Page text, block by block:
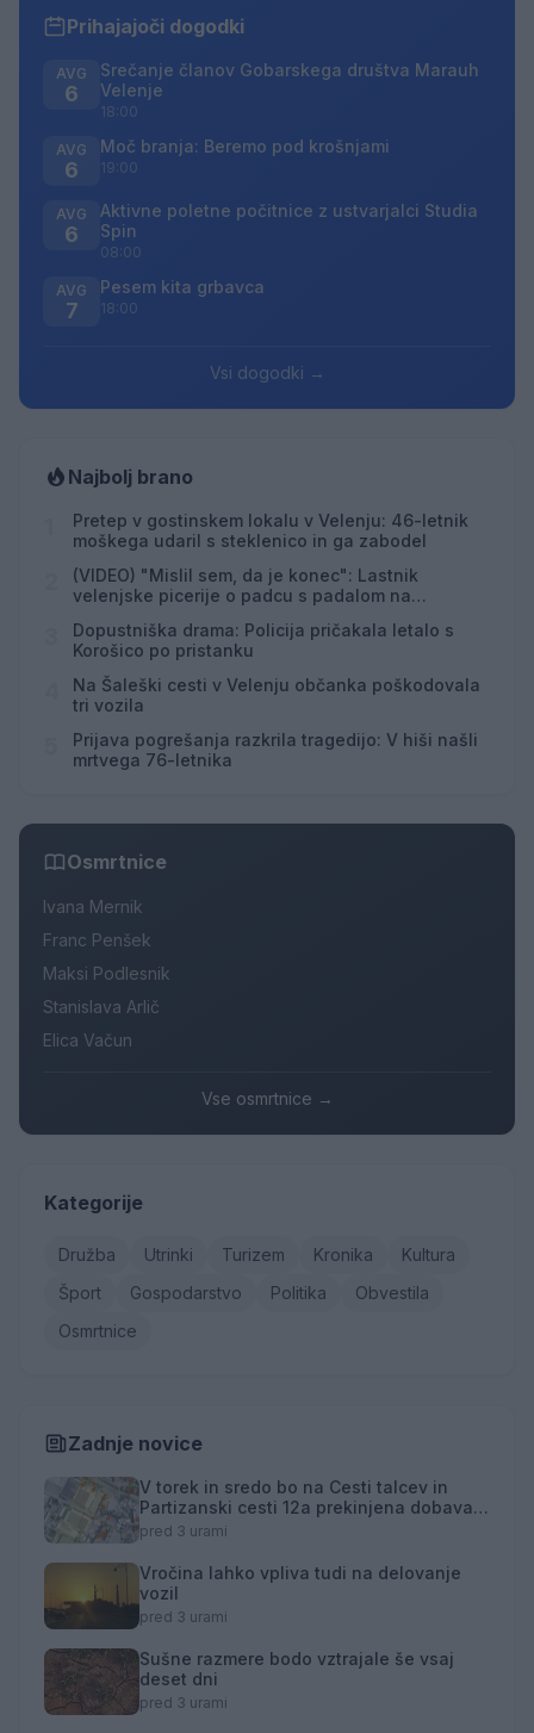
Prihajajoči dogodki
AVG
6
Srečanje članov Gobarskega društva Marauh
Velenje
18:00
AVG
6
Moč branja: Beremo pod krošnjami
19:00
AVG
6
Aktivne poletne počitnice z ustvarjalci Studia
Spin
08:00
AVG
7
Pesem kita grbavca
18:00
Vsi dogodki →
Najbolj brano
Pretep v gostinskem lokalu v Velenju: 46-letnik
moškega udaril s steklenico in ga zabodel
(VIDEO) "Mislil sem, da je konec": Lastnik
velenjske picerije o padcu s padalom na
Dopustniška drama: Policija pričakala letalo s
Korošico po pristanku
Na Šaleški cesti v Velenju občanka poškodovala
tri vozila
Prijava pogrešanja razkrila tragedijo: V hiši našli
mrtvega 76-letnika
Osmrtnice
Ivana Mernik
Franc Penšek
Maksi Podlesnik
Stanislava Arlič
Elica Vačun
Vse osmrtnice →
Kategorije
Družba Utrinki Turizem Kronika
Kultura
Šport
Gospodarstvo Politika
Obvestila
Osmrtnice
Zadnje novice
V torek in sredo bo na Cesti talcev in
Partizanski cesti 12a prekinjena dobava
toplotne energije
pred 3 urami
Vročina lahko vpliva tudi na delovanje
vozil
pred 3 urami
Sušne razmere bodo vztrajale še vsaj
deset dni
pred 3 urami